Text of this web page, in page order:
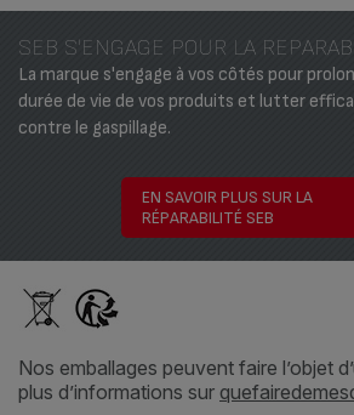
SEB S'ENGAGE POUR LA
La marque s'engage à vos côtés pour
durée de vie de vos produits et lutter
contre le gaspillage.
EN SAVOIR PLUS SUR LA
RÉPARABILITÉ SEB
Nos emballages peuvent faire l’objet
plus d’informations sur